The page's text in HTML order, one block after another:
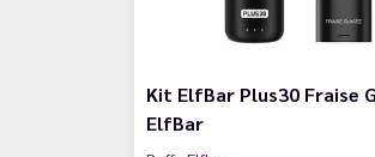
Kit ElfBar Plus30 Fraise
ElfBar